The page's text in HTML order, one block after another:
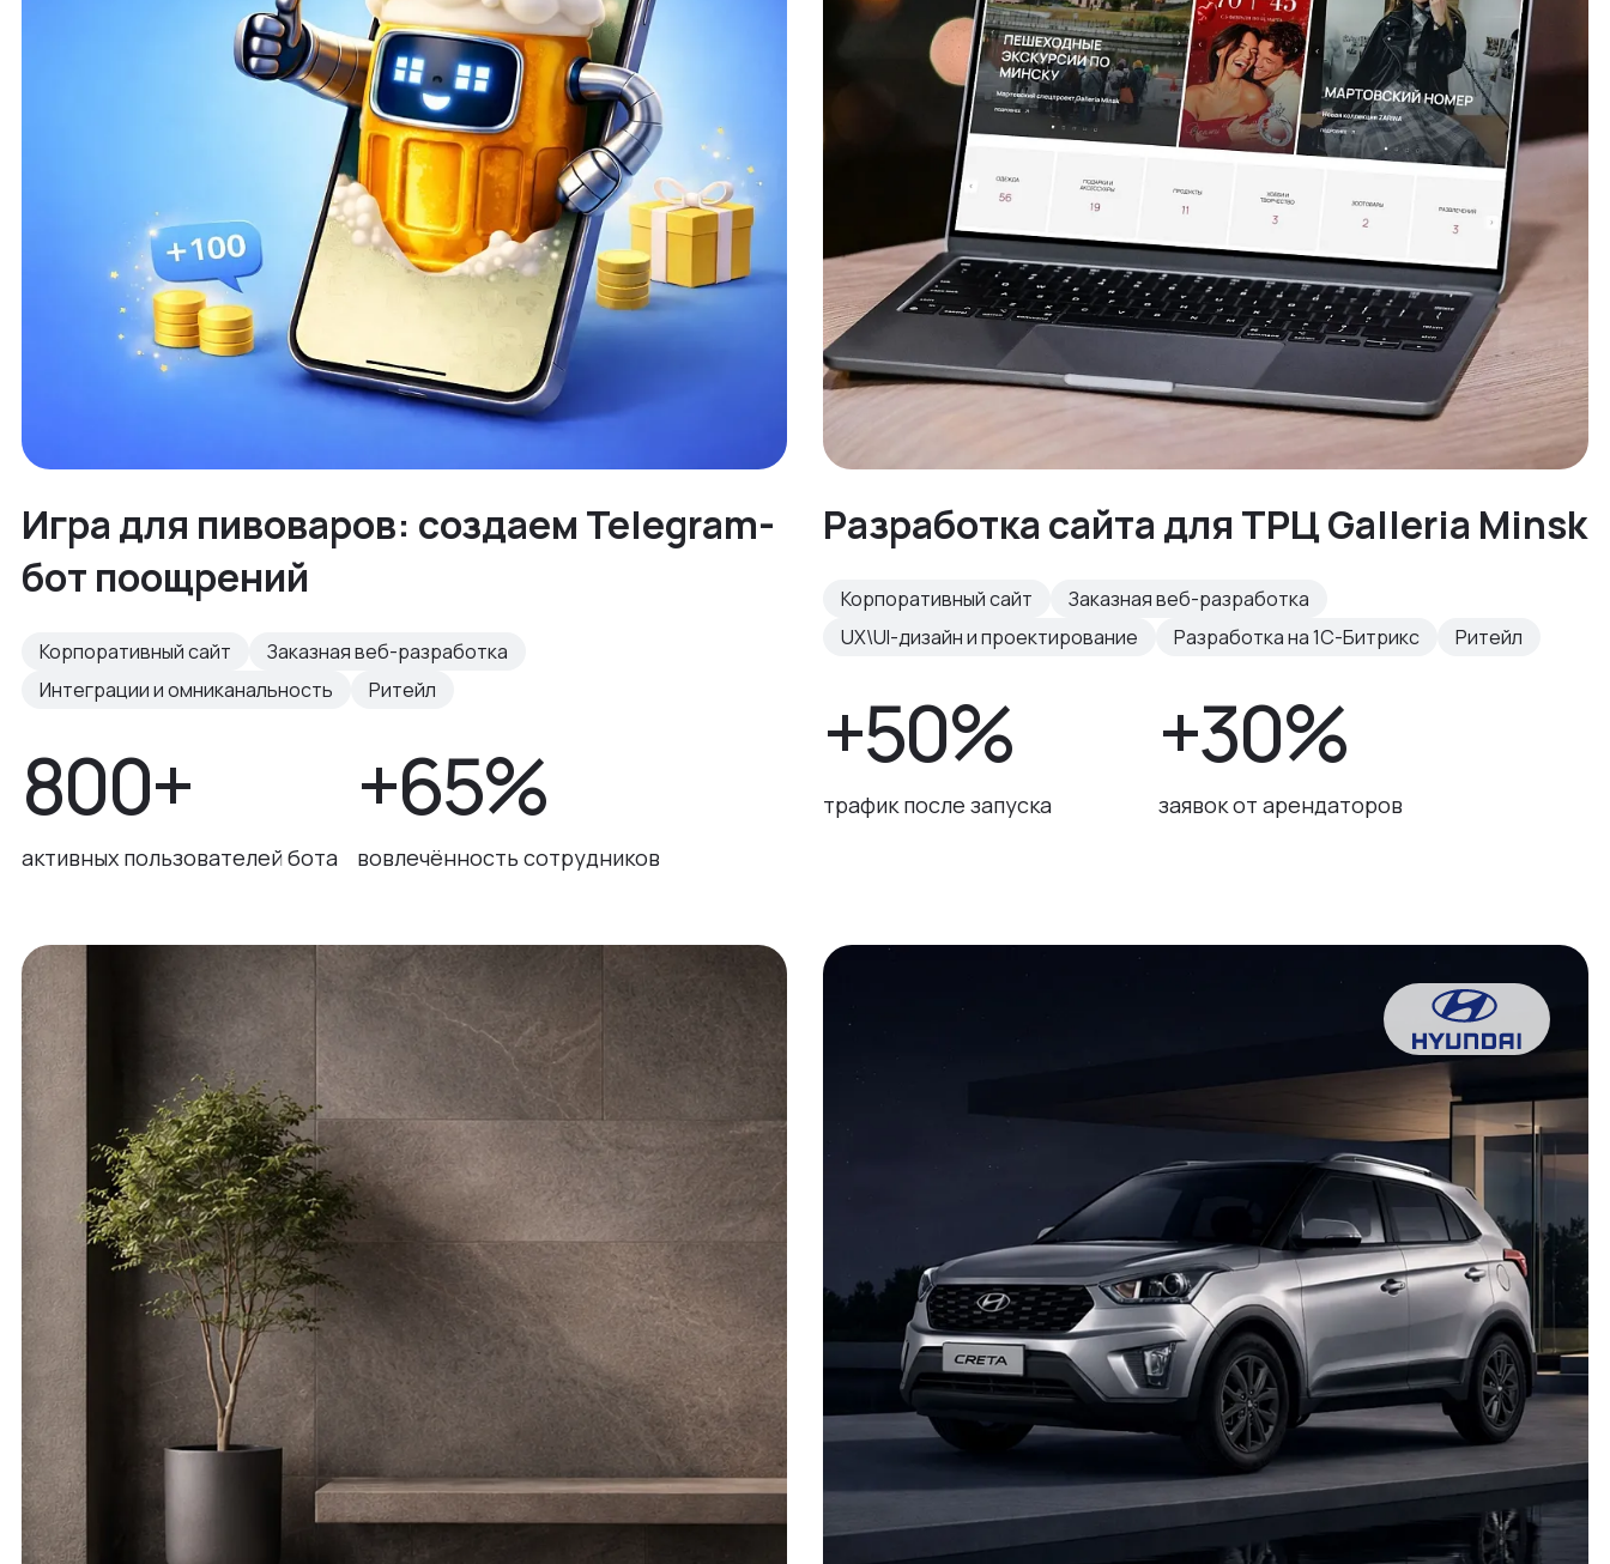
Игра для пивоваров: создаем Telegram-
бот поощрений
Корпоративный сайт
Заказная веб-разработка
Интеграции и омниканальность
Ритейл
800+
активных пользователей бота
+65%
вовлечённость сотрудников
Разработка сайта для ТРЦ Galleria Minsk
Корпоративный сайт
Заказная веб-разработка
UX\UI-дизайн и проектирование
Разработка на 1С-Битрикс Ритейл
+50%
трафик после запуска
+30%
заявок от арендаторов